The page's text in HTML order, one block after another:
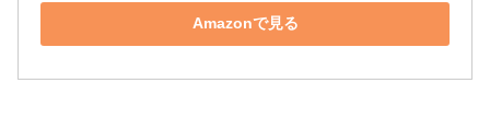
Amazonで見る